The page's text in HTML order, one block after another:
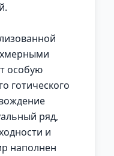
особую
готического
ряд,
и
наполнен